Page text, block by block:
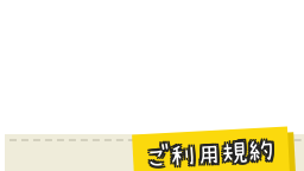
ご利用規約